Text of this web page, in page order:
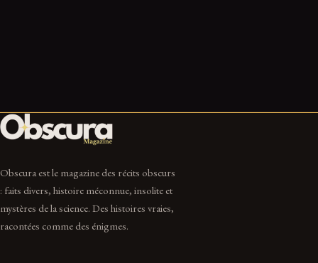
Obscura est le magazine des récits obscurs
: faits divers, histoire méconnue, insolite et
mystères de la science. Des histoires vraies,
racontées comme des énigmes.